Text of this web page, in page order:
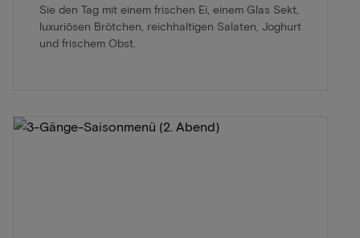
Sie den Tag mit einem frischen Ei, einem Glas Sekt,
luxuriösen Brötchen, reichhaltigen Salaten, Joghurt
und frischem Obst.